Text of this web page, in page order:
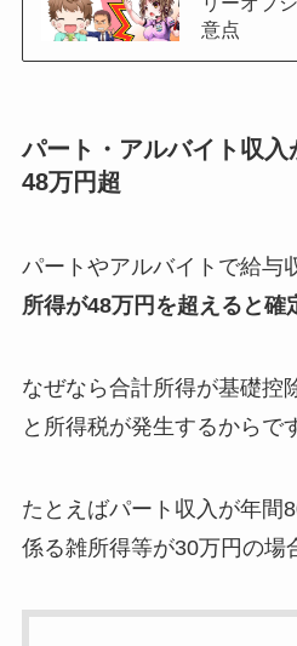
意点
パート・アルバイト収
48万円超
パートやアルバイトで給与
所得が48万円を超えると確
なぜなら合計所得が基礎控
と所得税が発生するからで
たとえばパート収入が年間
係る雑所得等が30万円の場